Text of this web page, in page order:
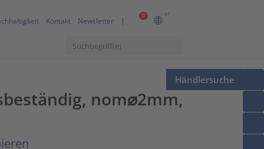
0 AT
Kontakt Newsletter
Händlersuche
nom⌀2mm,